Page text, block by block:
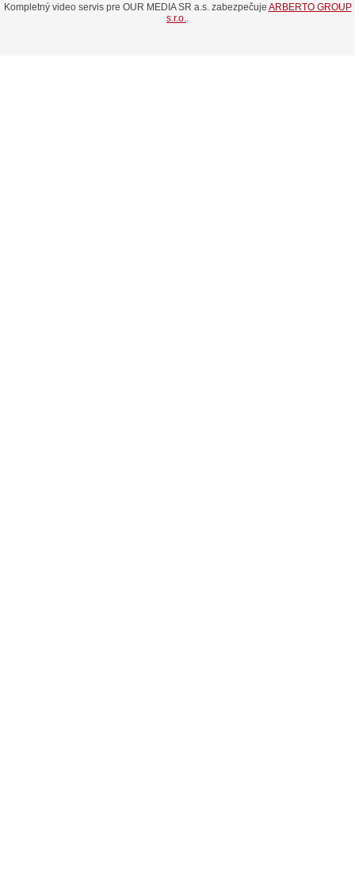
Kompletný video servis pre OUR MEDIA SR a.s. zabezpečuje ARBERTO GROUP
s.r.o..